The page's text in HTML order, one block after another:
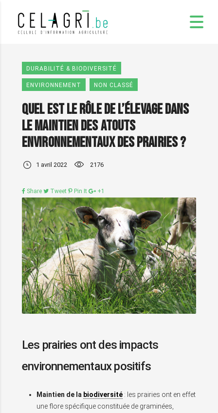
DURABILITÉ & BIODIVERSITÉ
ENVIRONNEMENT NON CLASSÉ
Quel est le rôle de l’élevage dans
le maintien des atouts
environnementaux des prairies ?
1 avril 2022 2176
Share Tweet Pin It +1
Les prairies ont des impacts
environnementaux positifs
Maintien de la biodiversité : les prairies ont en effet
une flore spécifique constituée de graminées,